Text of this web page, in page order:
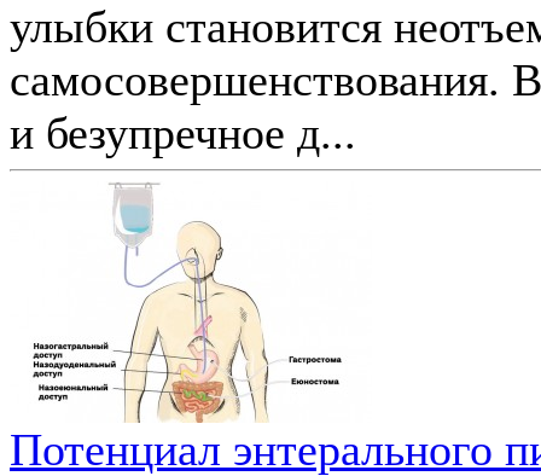
улыбки становится
самосовершенствования.
и безупречное д...
Потенциал энтерального